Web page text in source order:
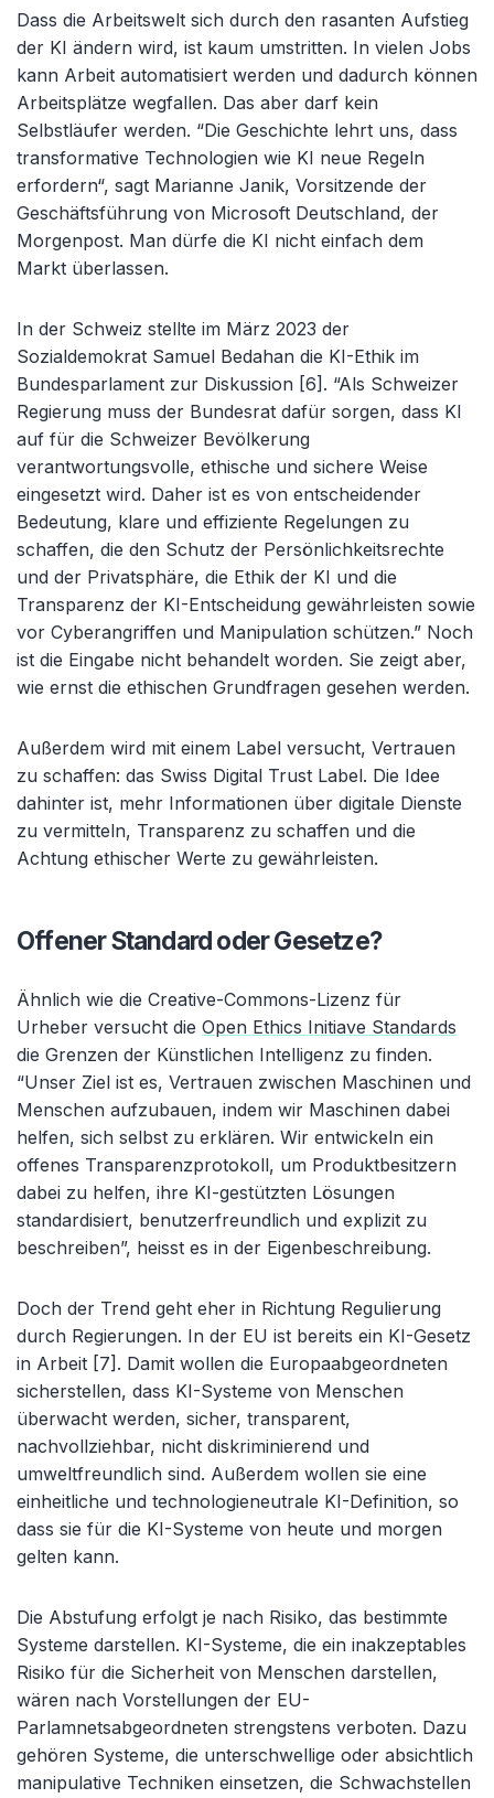
Dass die Arbeitswelt sich durch den rasanten Aufstieg
der KI ändern wird, ist kaum umstritten. In vielen Jobs
kann Arbeit automatisiert werden und dadurch können
Arbeitsplätze wegfallen. Das aber darf kein
Selbstläufer werden. “Die Geschichte lehrt uns, dass
transformative Technologien wie KI neue Regeln
erfordern“, sagt Marianne Janik, Vorsitzende der
Geschäftsführung von Microsoft Deutschland, der
Morgenpost. Man dürfe die KI nicht einfach dem
Markt überlassen.
In der Schweiz stellte im März 2023 der
Sozialdemokrat Samuel Bedahan die KI-Ethik im
Bundesparlament zur Diskussion [6]. “Als Schweizer
Regierung muss der Bundesrat dafür sorgen, dass KI
auf für die Schweizer Bevölkerung
verantwortungsvolle, ethische und sichere Weise
eingesetzt wird. Daher ist es von entscheidender
Bedeutung, klare und effiziente Regelungen zu
schaffen, die den Schutz der Persönlichkeitsrechte
und der Privatsphäre, die Ethik der KI und die
Transparenz der KI-Entscheidung gewährleisten sowie
vor Cyberangriffen und Manipulation schützen.” Noch
ist die Eingabe nicht behandelt worden. Sie zeigt aber,
wie ernst die ethischen Grundfragen gesehen werden.
Außerdem wird mit einem Label versucht, Vertrauen
zu schaffen: das Swiss Digital Trust Label. Die Idee
dahinter ist, mehr Informationen über digitale Dienste
zu vermitteln, Transparenz zu schaffen und die
Achtung ethischer Werte zu gewährleisten.
Offener Standard oder Gesetze?
Ähnlich wie die Creative-Commons-Lizenz für
Urheber versucht die Open Ethics Initiave Standards
die Grenzen der Künstlichen Intelligenz zu finden.
“Unser Ziel ist es, Vertrauen zwischen Maschinen und
Menschen aufzubauen, indem wir Maschinen dabei
helfen, sich selbst zu erklären. Wir entwickeln ein
offenes Transparenzprotokoll, um Produktbesitzern
dabei zu helfen, ihre KI-gestützten Lösungen
standardisiert, benutzerfreundlich und explizit zu
beschreiben”, heisst es in der Eigenbeschreibung.
Doch der Trend geht eher in Richtung Regulierung
durch Regierungen. In der EU ist bereits ein KI-Gesetz
in Arbeit [7]. Damit wollen die Europaabgeordneten
sicherstellen, dass KI-Systeme von Menschen
überwacht werden, sicher, transparent,
nachvollziehbar, nicht diskriminierend und
umweltfreundlich sind. Außerdem wollen sie eine
einheitliche und technologieneutrale KI-Definition, so
dass sie für die KI-Systeme von heute und morgen
gelten kann.
Die Abstufung erfolgt je nach Risiko, das bestimmte
Systeme darstellen. KI-Systeme, die ein inakzeptables
Risiko für die Sicherheit von Menschen darstellen,
wären nach Vorstellungen der EU-
Parlamnetsabgeordneten strengstens verboten. Dazu
gehören Systeme, die unterschwellige oder absichtlich
manipulative Techniken einsetzen, die Schwachstellen